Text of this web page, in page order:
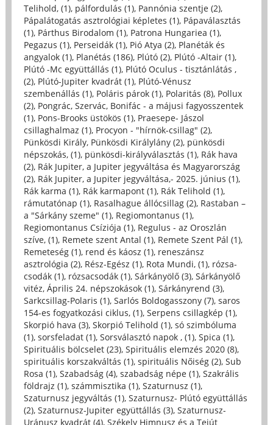
Telihold, (1), pálfordulás (1), Pannónia szentje (2),
Pápalátogatás asztrológiai képletes (1), Pápaválasztás
(1), Párthus Birodalom (1), Patrona Hungariea (1),
Pegazus (1), Perseidák (1), Pió Atya (2), Planéták és
angyalok (1), Planétás (186), Plútó (2), Plútó -Altair (1),
Plútó -Mc együttállás (1), Plútó Oculus - tisztánlátás ,
(2), Plútó-Jupiter kvadrát (1), Plútó-Vénusz
szembenállás (1), Poláris párok (1), Polaritás (8), Pollux
(2), Pongrác, Szervác, Bonifác - a májusi fagyosszentek
(1), Pons-Brooks üstökös (1), Praesepe- Jászol
csillaghalmaz (1), Procyon - "hírnök-csillag" (2),
Pünkösdi Király, Pünkösdi Királylány (2), pünkösdi
népszokás, (1), pünkösdi-királyválasztás (1), Rák hava
(2), Rák Jupiter, a Jupiter jegyváltása és Magyarország
(2), Rák Jupiter, a Jupiter jegyváltása,- 2025. június (1),
Rák karma (1), Rák karmapont (1), Rák Telihold (1),
rámutatónap (1), Rasalhague állócsillag (2), Rastaban –
a "Sárkány szeme" (1), Regiomontanus (1),
Regiomontanus Csíziója (1), Regulus - az Oroszlán
szíve, (1), Remete szent Antal (1), Remete Szent Pál (1),
Remeteség (1), rend és káosz (1), reneszánsz
asztrológia (2), Rész-Egész (1), Rota Mundi, (1), rózsa-
csodák (1), rózsacsodák (1), Sárkányölő (3), Sárkányölő
vitéz, Április 24. népszokások (1), Sárkányrend (3),
Sarkcsillag-Polaris (1), Sarlós Boldogasszony (7), saros
154-es fogyatkozási ciklus, (1), Serpens csillagkép (1),
Skorpió hava (3), Skorpió Telihold (1), só szimbóluma
(1), sorsfeladat (1), Sorsválasztó napok , (1), Spica (1),
Spirituális bölcselet (23), Spirituális elemzés 2020 (8),
spirituális korszakváltás (1), spirituális Nőiség (2), Sub
Rosa (1), Szabadság (4), szabadság népe (1), Szakrális
földrajz (1), számmisztika (1), Szaturnusz (1),
Szaturnusz jegyváltás (1), Szaturnusz- Plútó együttállás
(2), Szaturnusz-Jupiter együttállás (3), Szaturnusz-
Uránusz kvadrát (4), Székely Himnusz és a Tejút